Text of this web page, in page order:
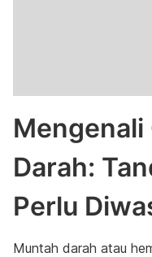
Mengenali
Darah:
Perlu
Muntah darah atau